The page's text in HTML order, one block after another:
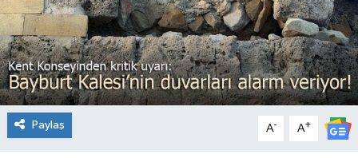
Paylaş A- A+